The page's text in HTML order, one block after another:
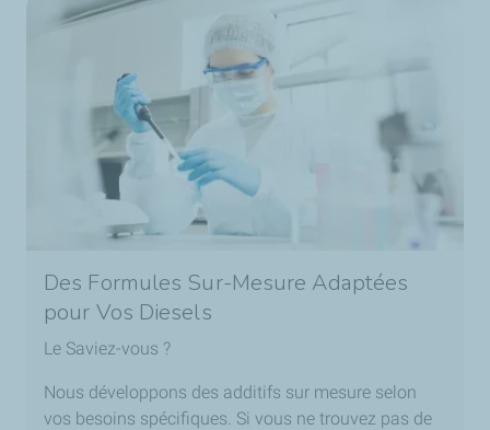
Des Formules Sur-Mesure Adaptées
pour Vos Diesels
Le Saviez-vous ?
Nous développons des additifs sur mesure selon
vos besoins spécifiques. Si vous ne trouvez pas de